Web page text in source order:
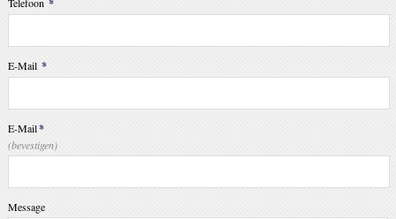
*
E-Mail *
E-Mail*
(bevestigen)
Message